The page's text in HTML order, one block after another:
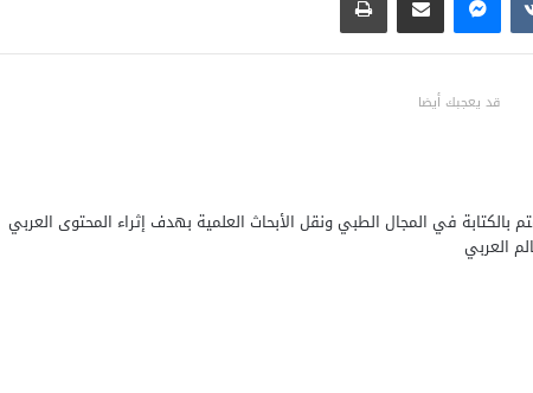
قد يعجبك أيضا
في المجال الطبي ونقل الأبحاث العلمية بهدف إثراء المحتوى العربي
العربي